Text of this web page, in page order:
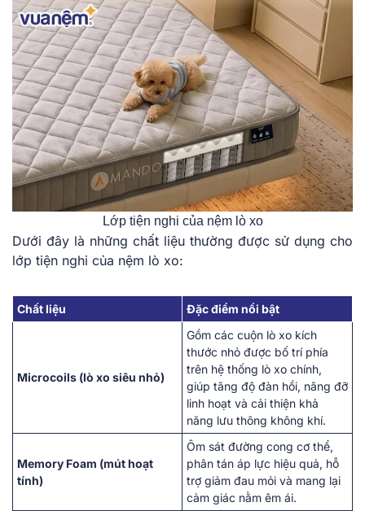
Lớp tiện nghi của nệm lò xo
Dưới đây là những chất liệu thường được sử dụng cho
lớp tiện nghi của nệm lò xo:
Chất liệu Đặc điểm nổi bật
Microcoils (lò xo siêu nhỏ)
Gồm các cuộn lò xo kích
thước nhỏ được bố trí phía
trên hệ thống lò xo chính,
giúp tăng độ đàn hồi, nâng đỡ
linh hoạt và cải thiện khả
năng lưu thông không khí.
Memory Foam (mút hoạt
tính)
Ôm sát đường cong cơ thể,
phân tán áp lực hiệu quả, hỗ
trợ giảm đau mỏi và mang lại
cảm giác nằm êm ái.